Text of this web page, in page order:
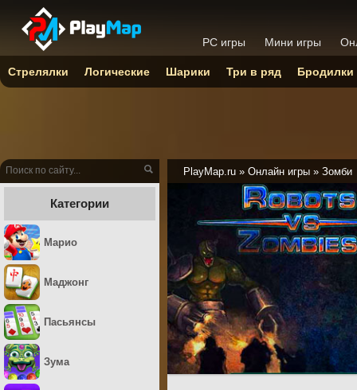
PlayMap.ru » Онлайн игры » Зомби
Категории
Марио
Маджонг
Пасьянсы
Зума
PC игры Мини игры
Стрелялки Логические Шарики Три в ряд Бродилки